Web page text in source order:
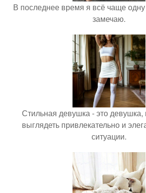
В последнее время я всё чаще
замечаю.
Стильная девушка - это девушка,
выглядеть привлекательно и
ситуации.